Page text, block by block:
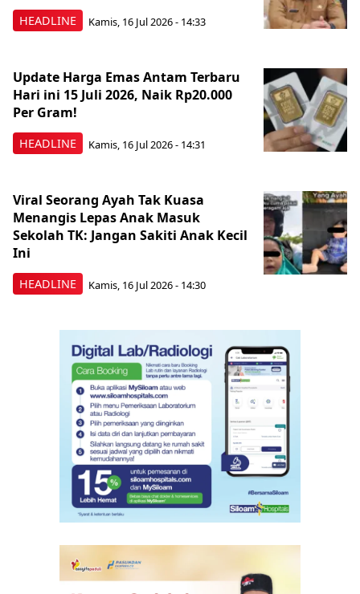
HEADLINE Kamis, 16 Jul 2026 - 14:33
HEADLINE
Update Harga Emas Antam Terbaru
Hari ini 15 Juli 2026, Naik Rp20.000
Per Gram!
Kamis, 16 Jul 2026 - 14:31
HEADLINE
Viral Seorang Ayah Tak Kuasa
Menangis Lepas Anak Masuk
Sekolah TK: Jangan Sakiti Anak Kecil
Ini
Kamis, 16 Jul 2026 - 14:30